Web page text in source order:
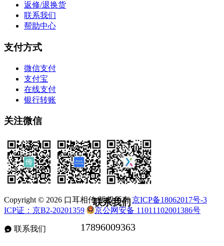
返修/退换货
联系我们
帮助中心
支付方式
微信支付
支付宝
在线支付
银行转账
关注微信
Copyright © 2026 口耳相传 版权所有京ICP备18062017号-3
ICP证：京B2-20201359
京公网安备 11011102001386号
联系我们
联系我们